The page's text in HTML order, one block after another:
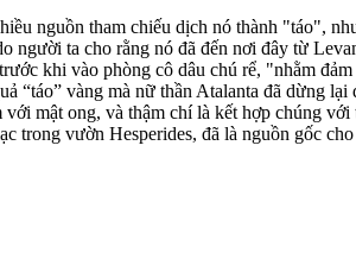
nguồn tham chiếu dịch nó thành "táo",
ta cho rằng nó đã đến nơi đây từ
khi vào phòng cô dâu chú rể, "nhằm
“táo” vàng mà nữ thần Atalanta đã dừng
mật ong, và thậm chí là kết hợp chúng
trong vườn Hesperides, đã là nguồn gốc